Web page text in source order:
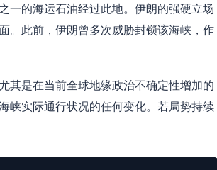
一的海运石油经过此地。伊朗的强硬立场
。此前，伊朗曾多次威胁封锁该海峡，作
其是在当前全球地缘政治不确定性增加的
峡实际通行状况的任何变化。若局势持续